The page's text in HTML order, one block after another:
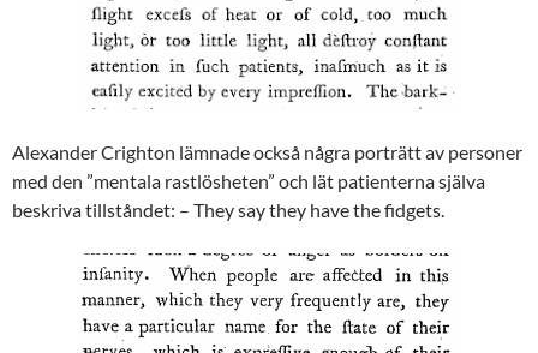
Alexander Crighton lämnade också några porträtt av personer
med den ”mentala rastlösheten” och lät patienterna själva
beskriva tillståndet: – They say they have the fidgets.